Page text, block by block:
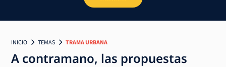
INICIO TEMAS TRAMA URBANA
A contramano, las propuestas